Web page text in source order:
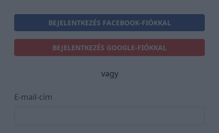
BEJELENTKEZÉS FACEBOOK-FIÓKKAL
BEJELENTKEZÉS GOOGLE-FIÓKKAL
vagy
E-mail-cím